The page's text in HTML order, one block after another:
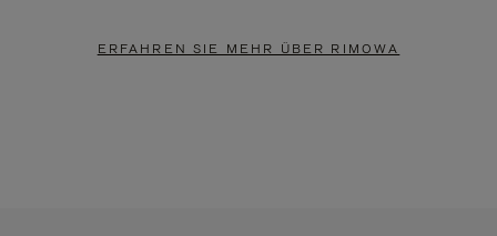
ERFAHREN SIE MEHR ÜBER RIMOWA